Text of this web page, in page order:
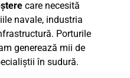
care necesită
navale, industria
Porturile
generează mii de
în sudură.